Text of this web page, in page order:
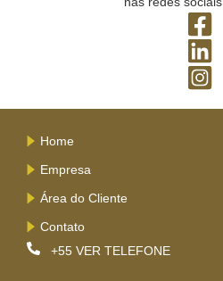
Home
Empresa
Área do Cliente
Contato
+55 VER TELEFONE